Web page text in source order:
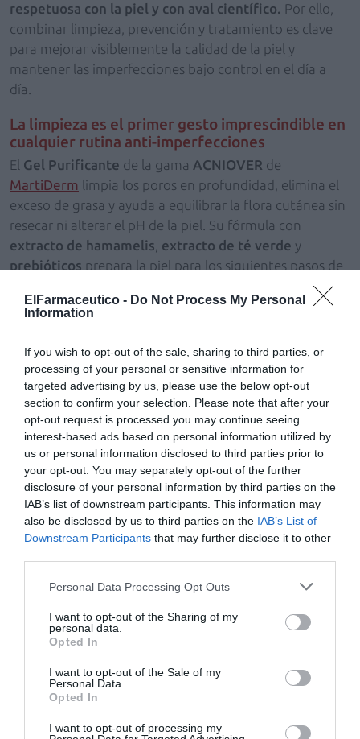
ElFarmaceutico - Do Not Process My Personal
Information
If you wish to opt-out of the sale, sharing to third parties, or
processing of your personal or sensitive information for
targeted advertising by us, please use the below opt-out
section to confirm your selection. Please note that after your
opt-out request is processed you may continue seeing
interest-based ads based on personal information utilized by
us or personal information disclosed to third parties prior to
your opt-out. You may separately opt-out of the further
disclosure of your personal information by third parties on the
IAB’s list of downstream participants. This information may
also be disclosed by us to third parties on the IAB’s List of
Downstream Participants that may further disclose it to other
Personal Data Processing Opt Outs
I want to opt-out of the Sharing of my
personal data.
Opted In
I want to opt-out of the Sale of my
Personal Data.
Opted In
I want to opt-out of processing my
respetuosa con la piel y con aval científico. Por ello,
combinar limpieza, prevención y tratamiento es clave
para mejorar visiblemente la calidad de la piel y
mantener las imperfecciones bajo control en el día a
día.
La limpieza es el primer gesto imprescindible en
cualquier rutina anti-imperfecciones
El Gel Purificante de la gama ACNIOVER de
MartiDerm limpia los poros en profundidad, elimina el
exceso de grasa y ayuda a equilibrar la flora cutánea sin
resecar ni alterar el pH de la piel. Su fórmula con
extracto de hamamelis extracto de té verde y
prebióticos prepara la piel para los siguientes pasos de
El segundo paso se centra en la prevención y el
ACNIOVER Serumayuda a regular el pH de la piel y a
equilibrar la microbiota, favoreciendo un efecto
seboregulador y una piel con menos imperfecciones.
Gracias a su combinación deniacinamida, prebióticos y
probióticos, el serum contribuye a reducir la
inflamación, las rojeces y el tamaño de los poros.
Su textura cremagel, fresca y ligera, se absorberá
rápidamente sin dejar residuo, proporcionando confort
y una agradable sensación de frescor.
El tercer paso completa la rutina con un
MartiDerm
de rápida absorción que ayuda a regular la secreción de
grasa, minimizar los poros y reducir puntos negros y
Su composición con ácido salicílico microencapsulado
niacinamidaofrece una acción